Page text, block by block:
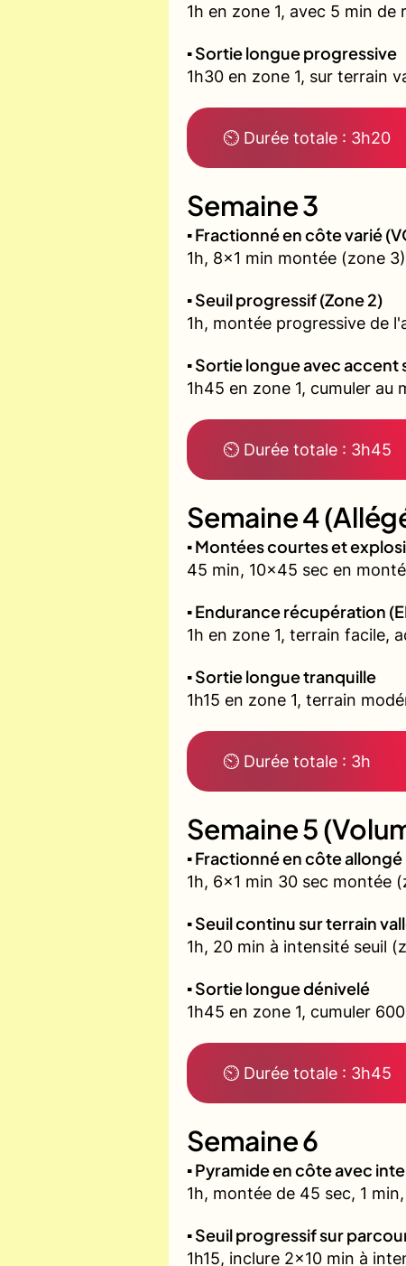
1h en zone 1, avec 5 min
▪️ Sortie longue progressive
1h30 en zone 1, sur terrain
⏲ Durée totale : 3h20
Semaine 3
▪️ Fractionné en côte varié
1h, 8x1 min montée (zone
▪️ Seuil progressif (Zone 2)
1h, montée progressive de
▪️ Sortie longue avec accent
1h45 en zone 1, cumuler
⏲ Durée totale : 3h45
Semaine 4
▪️ Montées courtes et
45 min, 10x45 sec en
▪️ Endurance récupération
1h en zone 1, terrain facile,
▪️ Sortie longue tranquille
1h15 en zone 1, terrain
⏲ Durée totale : 3h
Semaine 5
▪️ Fractionné en côte
1h, 6x1 min 30 sec montée
▪️ Seuil continu sur terrain
1h, 20 min à intensité seuil
▪️ Sortie longue dénivelé
1h45 en zone 1, cumuler
⏲ Durée totale : 3h45
Semaine 6
▪️ Pyramide en côte avec
1h, montée de 45 sec, 1
▪️ Seuil progressif sur
1h15, inclure 2x10 min à